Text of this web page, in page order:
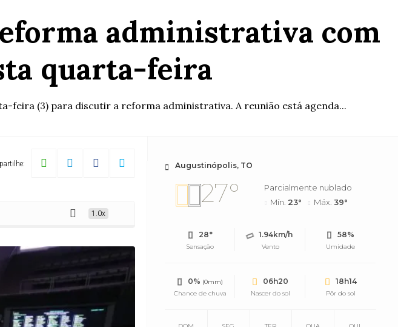
administrativa com
quarta-feira
feira (3) para discutir a reforma administrativa. A reunião está agenda...
1.0x
Augustinópolis, TO
27°
Parcialmente nublado
Mín. 23° Máx.39°
28°
Sensação
1.94km/h
Vento
58%
Umidade
0% (0mm)
Chance de chuva
06h20
Nascer do sol
18h14
Pôr do sol